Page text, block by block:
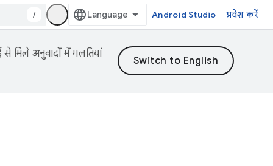
/ Android Studio प्रवेश करें
मिले अनुवादों में गलतियां